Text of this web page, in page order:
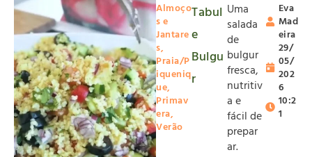
Almoço
s e
Jantare
s,
Praia/P
iqueniq
ue,
Primav
era,
Verão
Tabul
e
Bulgu
r
Uma
salada
de
bulgur
fresca,
nutritiv
a e
fácil de
prepar
ar.
Eva
Mad
eira
29/
05/
202
6
10:2
1